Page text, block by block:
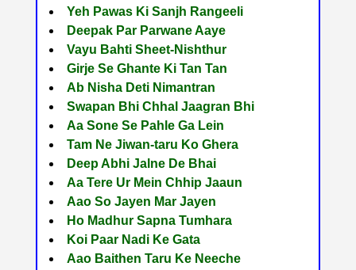
Yeh Pawas Ki Sanjh Rangeeli
Deepak Par Parwane Aaye
Vayu Bahti Sheet-Nishthur
Girje Se Ghante Ki Tan Tan
Ab Nisha Deti Nimantran
Swapan Bhi Chhal Jaagran Bhi
Aa Sone Se Pahle Ga Lein
Tam Ne Jiwan-taru Ko Ghera
Deep Abhi Jalne De Bhai
Aa Tere Ur Mein Chhip Jaaun
Aao So Jayen Mar Jayen
Ho Madhur Sapna Tumhara
Koi Paar Nadi Ke Gata
Aao Baithen Taru Ke Neeche